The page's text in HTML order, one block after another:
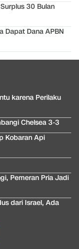
30 Bulan
Dapat Dana APBN
karena Perilaku
Chelsea 3-3
Kobaran Api
Pemeran Pria Jadi
dari Israel, Ada